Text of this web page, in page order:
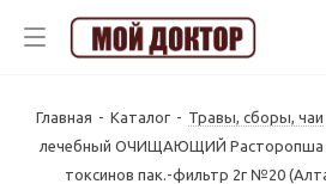
Главная - Каталог - Травы, сборы, чаи
лечебный ОЧИЩАЮЩИЙ Расторопша
токсинов пак.-фильтр 2г №20